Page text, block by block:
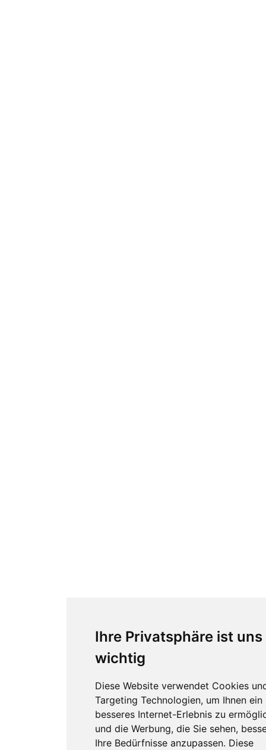
Ihre Privatsphäre ist uns
wichtig
Diese Website verwendet Cookies
Targeting Technologien, um Ihnen ein
besseres Internet-Erlebnis zu
und die Werbung, die Sie sehen,
Ihre Bedürfnisse anzupassen. Diese